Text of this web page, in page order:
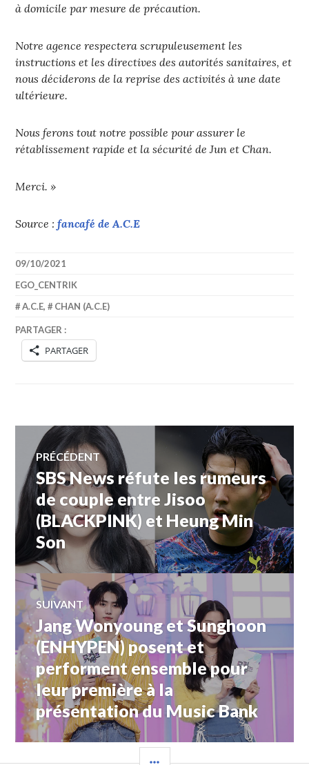
à domicile par mesure de précaution.
Notre agence respectera scrupuleusement les
instructions et les directives des autorités sanitaires, et
nous déciderons de la reprise des activités à une date
ultérieure.
Nous ferons tout notre possible pour assurer le
rétablissement rapide et la sécurité de Jun et Chan.
Merci. »
Source :fancafé de A.C.E
09/10/2021
EGO_CENTRIK
A.C.E, CHAN (A.C.E)
PARTAGER :
PARTAGER
Navigation
de
l’article
PRÉCÉDENT
Article
précédent :
SBS News réfute les rumeurs
de couple entre Jisoo
(BLACKPINK) et Heung Min
Son
SUIVANT
Article
Suivant:
Jang Wonyoung et Sunghoon
(ENHYPEN) posent et
performent ensemble pour
leur première à la
présentation du Music Bank